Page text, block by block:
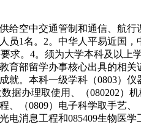
空中交通管制和通信、航行
员1名。2。中华人平易近国
求。4。须为大学本科及以上
育部留学办事核心出具的相
。本科一级学科（0803）仪
据办理取使用、（080202）
（0809）电子科学取手艺、
消息工程和085409生物医